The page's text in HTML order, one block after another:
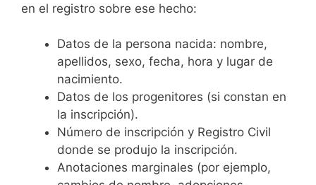
en el registro sobre ese hecho:
Datos de la persona nacida: nombre,
apellidos, sexo, fecha, hora y lugar de
nacimiento.
Datos de los progenitores (si constan en
la inscripción).
Número de inscripción y Registro Civil
donde se produjo la inscripción.
Anotaciones marginales (por ejemplo,